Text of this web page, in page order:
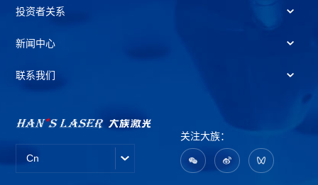
Cn
关注大族：
投资者关系
新闻中心
联系我们